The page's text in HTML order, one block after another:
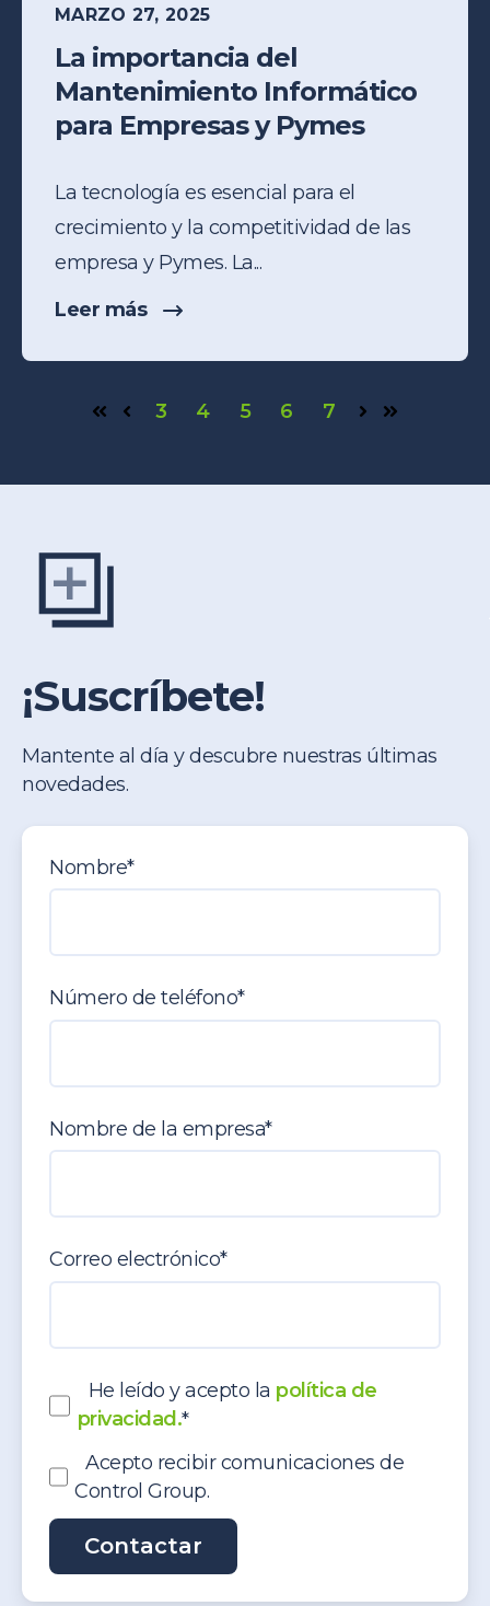
MARZO 27, 2025
La importancia del
Mantenimiento Informático
para Empresas y Pymes
La tecnología es esencial para el
crecimiento y la competitividad de las
empresa y Pymes. La...
Leer más
3 4 5 6 7
¡Suscríbete!
Mantente al día y descubre nuestras últimas
novedades.
Nombre*
Número de teléfono*
Nombre de la empresa*
Correo electrónico*
He leído y acepto la política de
privacidad.*
Acepto recibir comunicaciones de
Control Group.